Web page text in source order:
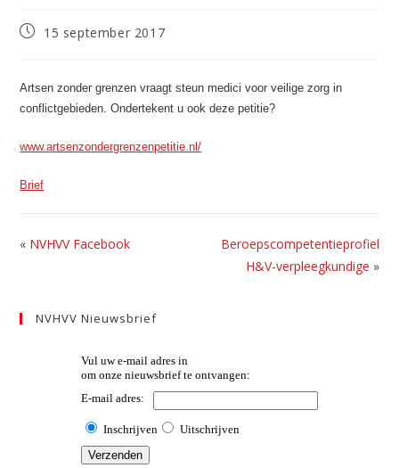
Bericht15 september 2017
Artsen zonder grenzen vraagt steun medici voor veilige zorg in
conflictgebieden. Ondertekent u ook deze petitie?
www.artsenzondergrenzenpetitie.nl/
Brief
« NVHVV Facebook
Beroepscompetentieprofiel
H&V-verpleegkundige »
NVHVV Nieuwsbrief